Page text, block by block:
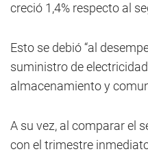
creció 1,4% respecto al
Esto se debió “al
suministro de
almacenamiento y
A su vez, al comparar el
con el trimestre